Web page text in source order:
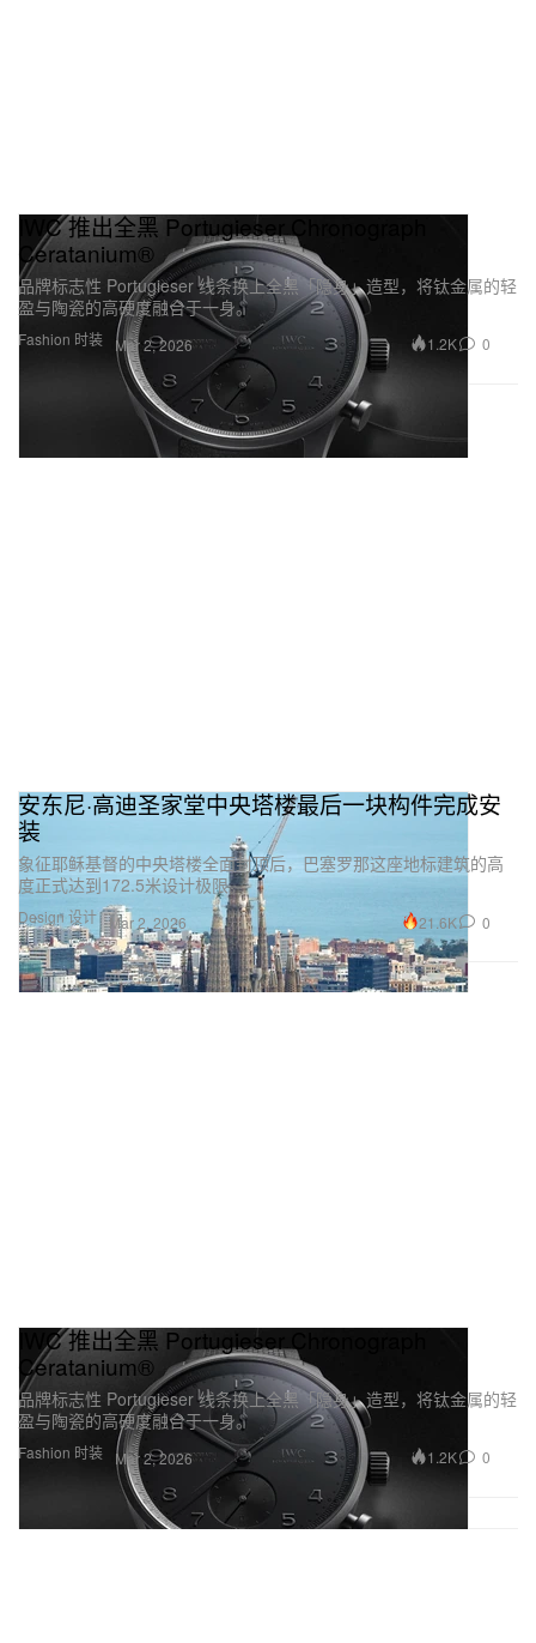
Fashion 时装
IWC 推出全黑 Portugieser Chronograph
Ceratanium®
品牌标志性 Portugieser 线条换上全黑「隐身」造型，将钛金属的轻
盈与陶瓷的高硬度融合于一身。
Mar 2, 2026 1.2K 0
Design 设计
安东尼·高迪圣家堂中央塔楼最后一块构件完成安
装
象征耶稣基督的中央塔楼全面封顶后，巴塞罗那这座地标建筑的高
度正式达到172.5米设计极限。
Mar 2, 2026 21.6K 0
Fashion 时装
IWC 推出全黑 Portugieser Chronograph
Ceratanium®
品牌标志性 Portugieser 线条换上全黑「隐身」造型，将钛金属的轻
盈与陶瓷的高硬度融合于一身。
Mar 2, 2026 1.2K 0